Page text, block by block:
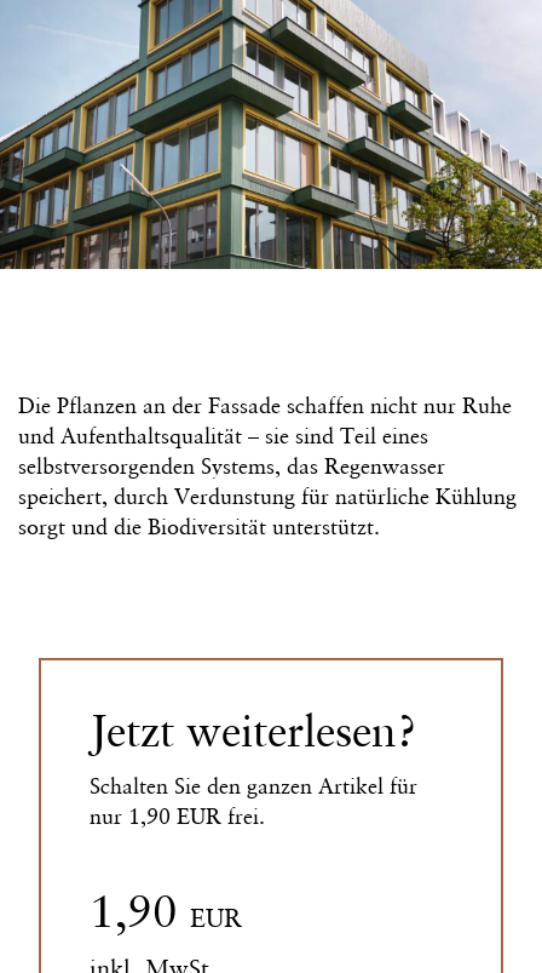
Die Pflanzen an der Fassade schaffen nicht nur Ruhe
und Aufenthaltsqualität – sie sind Teil eines
selbstversorgenden Systems, das Regenwasser
speichert, durch Verdunstung für natürliche Kühlung
sorgt und die Biodiversität unterstützt.
Jetzt weiterlesen?
Schalten Sie den ganzen Artikel für
nur 1,90 EUR frei.
1,90 EUR